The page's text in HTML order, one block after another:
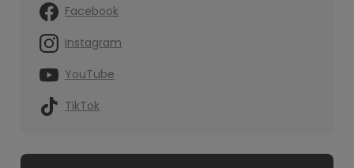
Facebook
Instagram
YouTube
TikTok